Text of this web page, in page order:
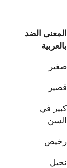
المعنى الضد
بالعربية
صغير
قصير
كبير في
السن
رخيص
نحيل